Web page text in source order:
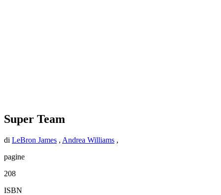
Super Team
di LeBron James , Andrea Williams ,
pagine
208
ISBN